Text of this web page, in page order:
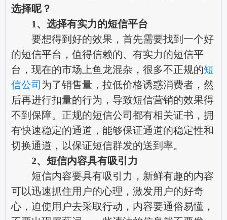
选择呢？
1、选择有实力的短信平台
要想得到好的效果，首先需要找到一个好
的短信平台，值得信赖的、有实力的短信平
台，现在的市场上鱼龙混杂，很多不正规的短
信公司 为了销售量，拉低价格诱惑消费者，然
后再进行扣量的行为，导致短信营销的效果得
不到保障。正规的短信公司都有相关证书，拥
有快速稳定的通道，能够保证通道的稳定性和
切换通道，以保证短信群发的送到率。
2、短信内容具有吸引力
短信内容要具有吸引力，新鲜有趣的内容
可以迅速抓住用户的心理，激发用户的好奇
心，迫使用户去采取行动，内容要通俗易懂，